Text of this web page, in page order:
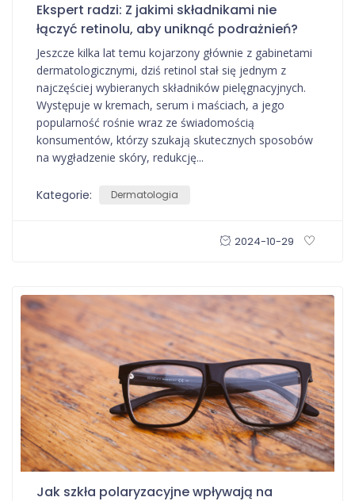
Ekspert radzi: Z jakimi składnikami nie
łączyć retinolu, aby uniknąć podrażnień?
Jeszcze kilka lat temu kojarzony głównie z gabinetami
dermatologicznymi, dziś retinol stał się jednym z
najczęściej wybieranych składników pielęgnacyjnych.
Występuje w kremach, serum i maściach, a jego
popularność rośnie wraz ze świadomością
konsumentów, którzy szukają skutecznych sposobów
na wygładzenie skóry, redukcję...
Kategorie: Dermatologia
2024-10-29
Jak szkła polaryzacyjne wpływają na